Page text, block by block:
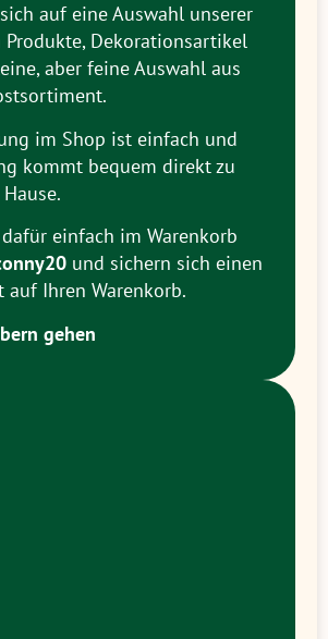
auf eine Auswahl unserer
Produkte, Dekorationsartikel
aber feine Auswahl aus
im Shop ist einfach und
kommt bequem direkt zu
einfach im Warenkorb
und sichern sich einen
auf Ihren Warenkorb.
gehen